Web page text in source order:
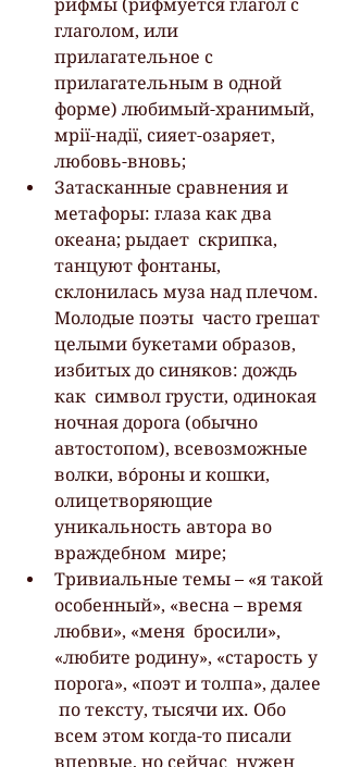
рифмы (рифмуется глагол с
глаголом, или
прилагательное с
прилагательным в одной
форме) любимый-хранимый,
мрії-надії, сияет-озаряет,
любовь-вновь;
Затасканные сравнения и
метафоры: глаза как два
океана; рыдает  скрипка,
танцуют фонтаны,
склонилась муза над плечом.
Молодые поэты  часто грешат
целыми букетами образов,
избитых до синяков: дождь
как  символ грусти, одинокая
ночная дорога (обычно
автостопом), всевозможные
волки, вóроны и кошки,
олицетворяющие
уникальность автора во
враждебном  мире;
Тривиальные темы – «я такой
особенный», «весна – время
любви», «меня  бросили»,
«любите родину», «старость у
порога», «поэт и толпа», далее
по тексту, тысячи их. Обо
всем этом когда-то писали
впервые, но сейчас  нужен